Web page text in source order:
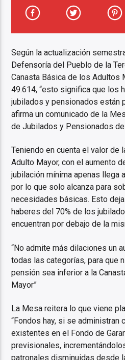
Según la actualización
Defensoría del Pueblo de la
Canasta Básica de los Adultos
49.614, “esto significa que los
jubilados y pensionados están
afirma un comunicado de la
de Jubilados y Pensionados
Teniendo en cuenta el valor de
Adulto Mayor, con el aumento
jubilación mínima apenas llega
por lo que solo alcanza para
necesidades básicas. Esto
haberes del 70% de los
encuentran por debajo de la
“No admite más dilaciones un
todas las categorías, para que
pensión sea inferior a la
Mayor”
La Mesa reitera lo que viene
“Fondos hay, si se administran
existentes en el Fondo de
previsionales,
patronales disminuidas desde